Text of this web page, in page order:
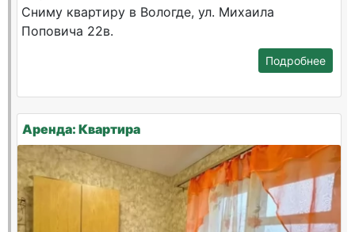
Сниму квартиру в Вологде, ул. Михаила
Поповича 22в.
Подробнее
Аренда: Квартира